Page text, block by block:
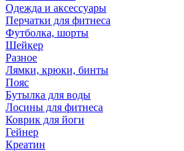
Одежда и аксессуары
Перчатки для фитнеса
Футболка, шорты
Шейкер
Разное
Лямки, крюки, бинты
Пояс
Бутылка для воды
Лосины для фитнеса
Коврик для йоги
Гейнер
Креатин